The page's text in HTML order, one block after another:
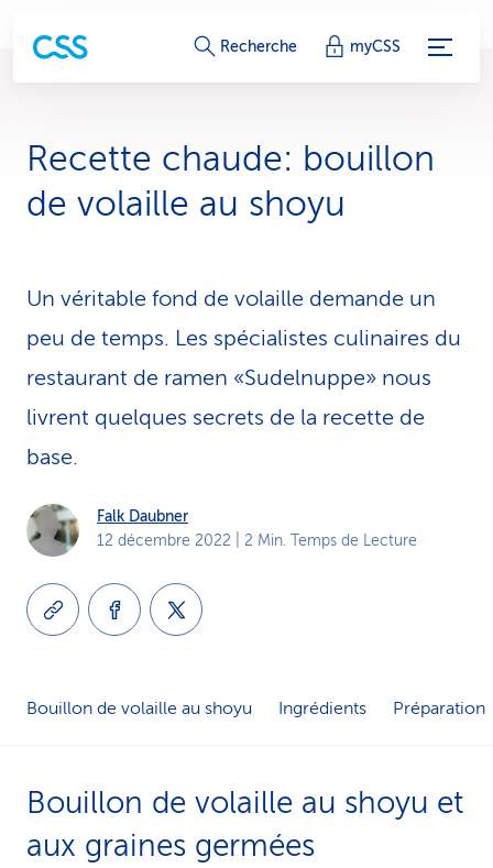
L
s
e
s
i
e
Recherche myCSS
Recette chaude: bouil­lon
de volaille au shoyu
Un véritable fond de volaille demande un
peu de temps. Les spécialistes cu­linaires du
restaurant de ramen «Sudel­nuppe» nous
livrent quelques secrets de la recette de
base.
Falk Daubner
12 décembre 2022 | 2 Min. Temps de Lecture
Bouillon de volaille au shoyu Ingrédients Préparation
Bouillon de volaille au shoyu et
aux graines germées